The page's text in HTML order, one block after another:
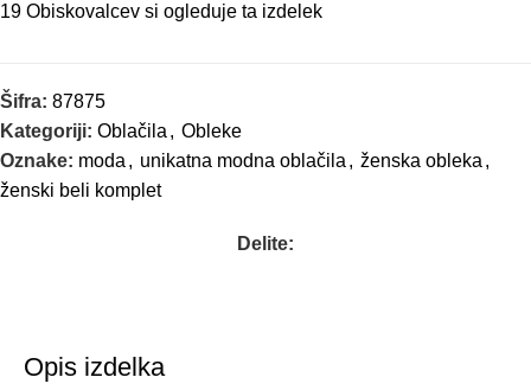
19 Obiskovalcev si ogleduje ta izdelek
Šifra: 87875
Kategoriji: Oblačila , Obleke
Oznake: moda , unikatna modna oblačila , ženska obleka ,
ženski beli komplet
Delite:
Opis izdelka